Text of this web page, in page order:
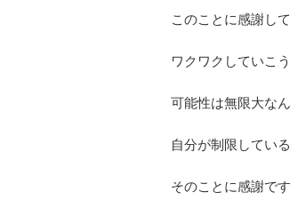
このことに感謝して
ワクワクしていこ
可能性は無限大なん
自分が制限してい
そのことに感謝です